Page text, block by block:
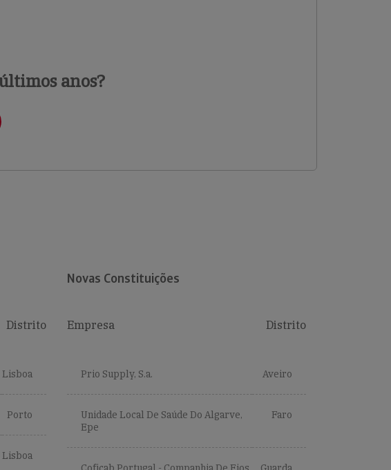
anos?
Distrito
Lisboa
Porto
Lisboa
Novas Constituições
Empresa Distrito
Prio Supply, S.a. Aveiro
Unidade Local De Saúde Do Algarve,
Epe
Faro